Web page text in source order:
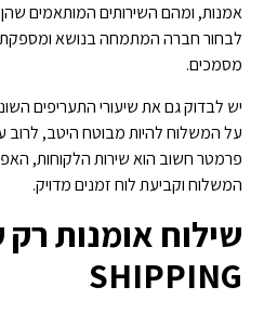
אמנות, ומהם השירותים המותאמים
לבחור חברה המתמחה בנושא ומספקת
מסמכים.
יש לבדוק גם את שיעורי התעריפים
על המשלוח להיות מבוטח היטב, לרוב
פרמטר חשוב הוא שירות הלקוחות,
המשלוח וקביעת לוח זמנים מדויק.
SHIPPING